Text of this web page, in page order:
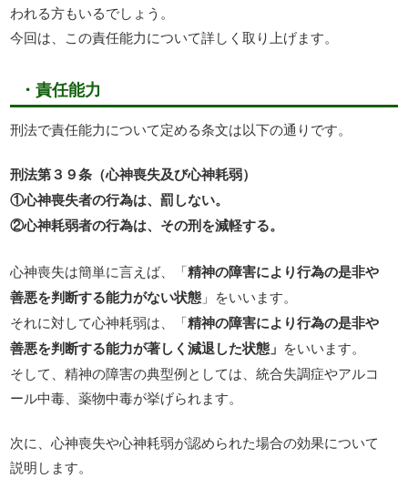
われる方もいるでしょう。
今回は、この責任能力について詳しく取り上げます。
・責任能力
刑法で責任能力について定める条文は以下の通りです。
刑法第３９条（心神喪失及び心神耗弱）
①心神喪失者の行為は、罰しない。
②心神耗弱者の行為は、その刑を減軽する。
心神喪失は簡単に言えば、「精神の障害により行為の是非や
善悪を判断する能力がない状態 」をいいます。
それに対して心神耗弱は、「精神の障害により行為の是非や
善悪を判断する能力が著しく減退した状態」 をいいます。
そして、精神の障害の典型例としては、統合失調症やアルコ
ール中毒、薬物中毒が挙げられます。
次に、心神喪失や心神耗弱が認められた場合の効果について
説明します。